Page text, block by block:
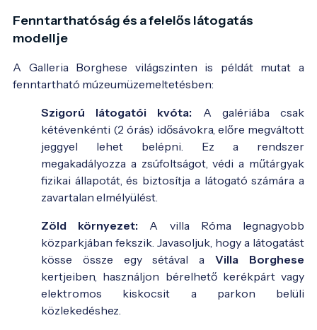
Fenntarthatóság és a felelős látogatás
modellje
A Galleria Borghese világszinten is példát mutat a
fenntartható múzeumüzemeltetésben:
Szigorú látogatói kvóta: A galériába csak
kétévenkénti (2 órás) idősávokra, előre megváltott
jeggyel lehet belépni. Ez a rendszer
megakadályozza a zsúfoltságot, védi a műtárgyak
fizikai állapotát, és biztosítja a látogató számára a
zavartalan elmélyülést.
Zöld környezet: A villa Róma legnagyobb
közparkjában fekszik. Javasoljuk, hogy a látogatást
kösse össze egy sétával aVilla Borghese
kertjeiben, használjon bérelhető kerékpárt vagy
elektromos kiskocsit a parkon belüli
közlekedéshez.